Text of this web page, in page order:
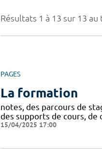
Résultats 1 à 13 sur 13 au
PAGES
La formation
notes, des parcours de
des supports de cours,
15/04/2025 17:00